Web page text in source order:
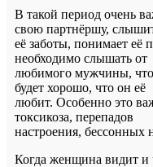
В такой период очень
свою партнёршу,
её заботы, понимает
необходимо слышать от
любимого мужчины, что
будет хорошо, что он её
любит. Особенно это
токсикоза, перепадов
настроения, бессонных
Когда женщина видит и